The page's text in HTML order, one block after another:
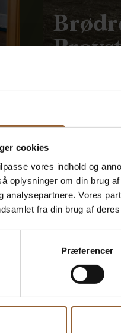
cookies
vores indhold og
oplysninger om din brug
analysepartnere. Vores
fra din brug af
Præferencer
planlægge